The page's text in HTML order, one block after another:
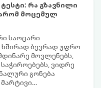
რა გზავნილი
მოცემულ
საოცარი
ხშირად ბევრად უფრო
მოვლენებს,
ვიდრე
გონება